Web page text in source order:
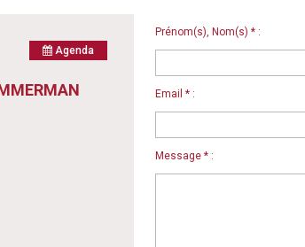
Agenda
Prénom(s), Nom(s) * :
Email * :
Message * :